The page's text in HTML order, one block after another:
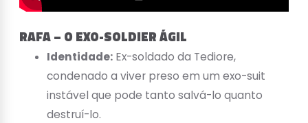
RAFA – O EXO-SOLDIER ÁGIL
Identidade: Ex-soldado da Tediore,
condenado a viver preso em um exo-suit
instável que pode tanto salvá-lo quanto
destruí-lo.